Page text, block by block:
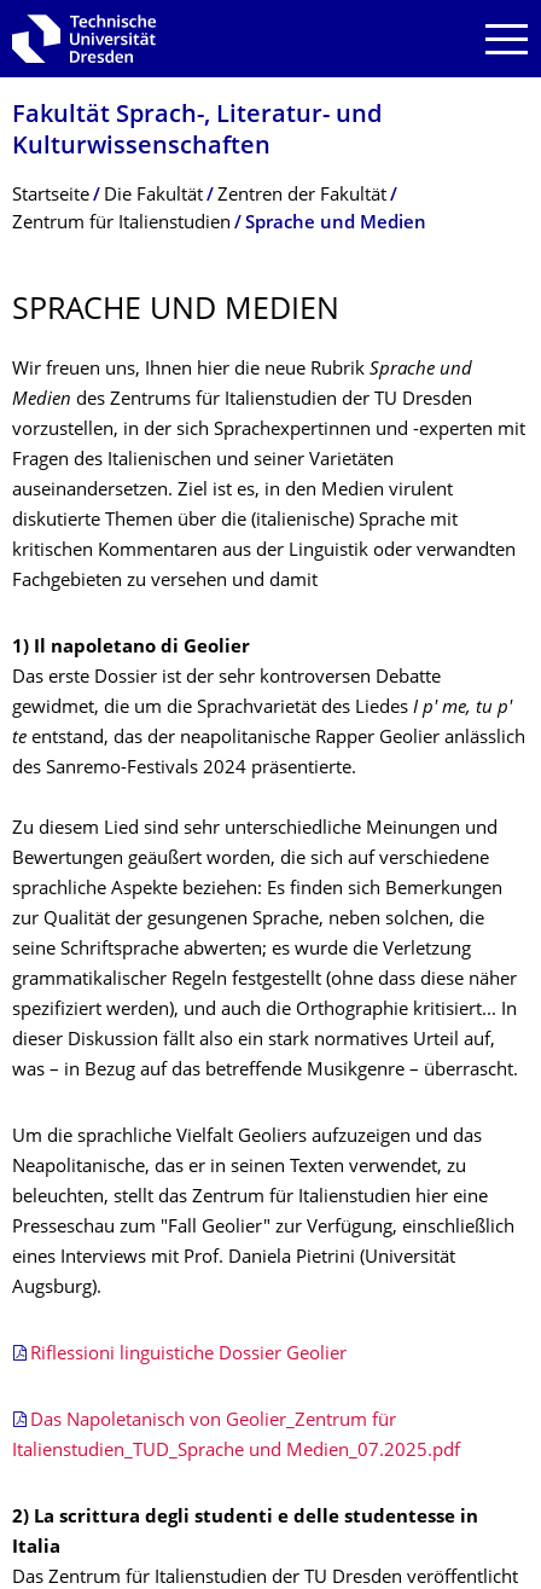
Zur Hauptnavigation springen
Zur Suche springen
Zum Inhalt springen
Fakultät Sprach-, Literatur- und
Kulturwissenschaf­ten
Breadcrumb-Menü
Startseite Die Fakultät
Zentren der Fakultät
Zentrum für Italienstudien
Sprache und Medien
SPRACHE UND MEDIEN
Wir freuen uns, Ihnen hier die neue Rubrik Sprache und
Medien des Zentrums für Italienstudien der TU Dresden
vorzustellen, in der sich Sprachexpertinnen und -experten mit
Fragen des Italienischen und seiner Varietäten
auseinandersetzen. Ziel ist es, in den Medien virulent
diskutierte Themen über die (italienische) Sprache mit
kritischen Kommentaren aus der Linguistik oder verwandten
Fachgebieten zu versehen und damit
1) Il napoletano di Geolier
Das erste Dossier ist der sehr kontroversen Debatte
gewidmet, die um die Sprachvarietät des Liedes I p' me, tu p'
te entstand, das der neapolitanische Rapper Geolier anlässlich
des Sanremo-Festivals 2024 präsentierte.
Zu diesem Lied sind sehr unterschiedliche Meinungen und
Bewertungen geäußert worden, die sich auf verschiedene
sprachliche Aspekte beziehen: Es finden sich Bemerkungen
zur Qualität der gesungenen Sprache, neben solchen, die
seine Schriftsprache abwerten; es wurde die Verletzung
grammatikalischer Regeln festgestellt (ohne dass diese näher
spezifiziert werden), und auch die Orthographie kritisiert... In
dieser Diskussion fällt also ein stark normatives Urteil auf,
was – in Bezug auf das betreffende Musikgenre – überrascht.
Um die sprachliche Vielfalt Geoliers aufzuzeigen und das
Neapolitanische, das er in seinen Texten verwendet, zu
beleuchten, stellt das Zentrum für Italienstudien hier eine
Presseschau zum "Fall Geolier" zur Verfügung, einschließlich
eines Interviews mit Prof. Daniela Pietrini (Universität
Augsburg).
Riflessioni linguistiche Dossier Geolier
Das Napoletanisch von Geolier_Zentrum für
Italienstudien_TUD_Sprache und Medien_07.2025.pdf
2) La scrittura degli studenti e delle studentesse in
Italia
Das Zentrum für Italienstudien der TU Dresden veröffentlicht